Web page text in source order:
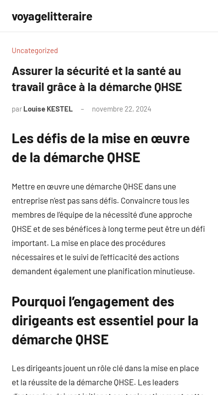
contenu
voyagelitteraire
Uncategorized
Assurer la sécurité et la santé au
travail grâce à la démarche QHSE
par Louise KESTEL novembre 22, 2024
Les défis de la mise en œuvre
de la démarche QHSE
Mettre en œuvre une démarche QHSE dans une
entreprise n’est pas sans défis. Convaincre tous les
membres de l’équipe de la nécessité d’une approche
QHSE et de ses bénéfices à long terme peut être un défi
important. La mise en place des procédures
nécessaires et le suivi de l’efficacité des actions
demandent également une planification minutieuse.
Pourquoi l’engagement des
dirigeants est essentiel pour la
démarche QHSE
Les dirigeants jouent un rôle clé dans la mise en place
et la réussite de la démarche QHSE. Les leaders